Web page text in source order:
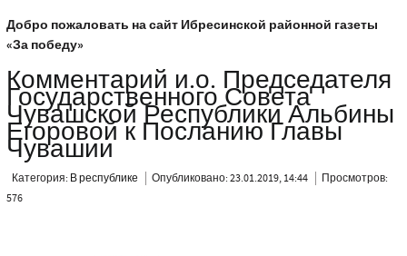
Добро пожаловать на сайт Ибресинской районной газеты
«За победу»
Комментарий и.о. Председателя
Государственного Совета
Чувашской Республики Альбины
Егоровой к Посланию Главы
Чувашии
Категория: В республике Опубликовано: 23.01.2019, 14:44
Просмотров:
576